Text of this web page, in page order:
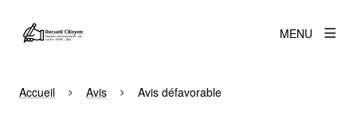
MENU
Accueil Avis Avis défavorable